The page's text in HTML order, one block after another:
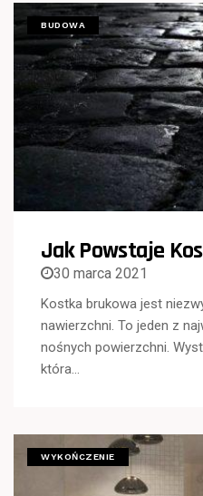
BUDOWA
Jak Powstaje
30 marca 2021
Kostka brukowa jest
nawierzchni. To jeden z
nośnych powierzchni.
która…
WYKOŃCZENIE